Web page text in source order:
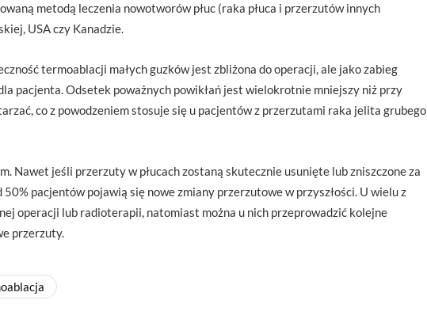
metodą leczenia nowotworów płuc (raka płuca i przerzutów innych
USA czy Kanadzie.
termoablacji małych guzków jest zbliżona do operacji, ale jako zabieg
pacjenta. Odsetek poważnych powikłań jest wielokrotnie mniejszy niż przy
co z powodzeniem stosuje się u pacjentów z przerzutami raka jelita grubego
Nawet jeśli przerzuty w płucach zostaną skutecznie usunięte lub zniszczone za
pacjentów pojawią się nowe zmiany przerzutowe w przyszłości. U wielu z
operacji lub radioterapii, natomiast można u nich przeprowadzić kolejne
przerzuty.